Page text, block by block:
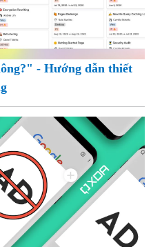
- Hướng dẫn thiết